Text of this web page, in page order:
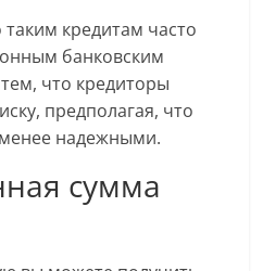
кредитам часто
банковским
что кредиторы
предполагая, что
надежными.
сумма